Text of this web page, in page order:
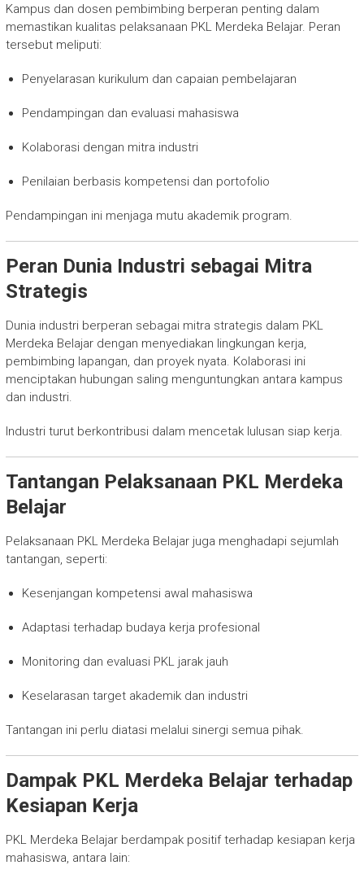
Kampus dan dosen pembimbing berperan penting dalam
memastikan kualitas pelaksanaan PKL Merdeka Belajar. Peran
tersebut meliputi:
Penyelarasan kurikulum dan capaian pembelajaran
Pendampingan dan evaluasi mahasiswa
Kolaborasi dengan mitra industri
Penilaian berbasis kompetensi dan portofolio
Pendampingan ini menjaga mutu akademik program.
Peran Dunia Industri sebagai Mitra
Strategis
Dunia industri berperan sebagai mitra strategis dalam PKL
Merdeka Belajar dengan menyediakan lingkungan kerja,
pembimbing lapangan, dan proyek nyata. Kolaborasi ini
menciptakan hubungan saling menguntungkan antara kampus
dan industri.
Industri turut berkontribusi dalam mencetak lulusan siap kerja.
Tantangan Pelaksanaan PKL Merdeka
Belajar
Pelaksanaan PKL Merdeka Belajar juga menghadapi sejumlah
tantangan, seperti:
Kesenjangan kompetensi awal mahasiswa
Adaptasi terhadap budaya kerja profesional
Monitoring dan evaluasi PKL jarak jauh
Keselarasan target akademik dan industri
Tantangan ini perlu diatasi melalui sinergi semua pihak.
Dampak PKL Merdeka Belajar terhadap
Kesiapan Kerja
PKL Merdeka Belajar berdampak positif terhadap kesiapan kerja
mahasiswa, antara lain: